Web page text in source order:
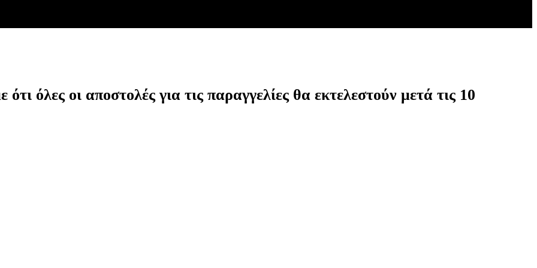
όλες οι αποστολές για τις παραγγελίες θα εκτελεστούν μετά τις 10